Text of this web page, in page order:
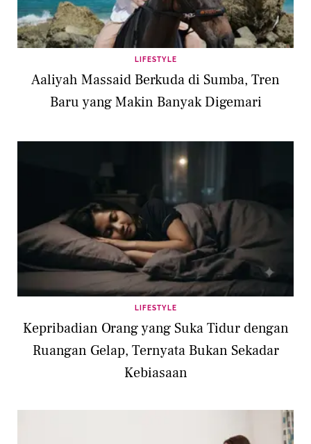
LIFESTYLE
Aaliyah Massaid Berkuda di Sumba, Tren
Baru yang Makin Banyak Digemari
LIFESTYLE
Kepribadian Orang yang Suka Tidur dengan
Ruangan Gelap, Ternyata Bukan Sekadar
Kebiasaan